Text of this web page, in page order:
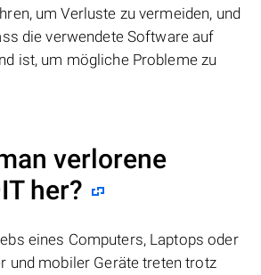
um Verluste zu vermeiden, und
die verwendete Software auf
ist, um mögliche Probleme zu
verlorene
her?
eines Computers, Laptops oder
und mobiler Geräte treten trotz